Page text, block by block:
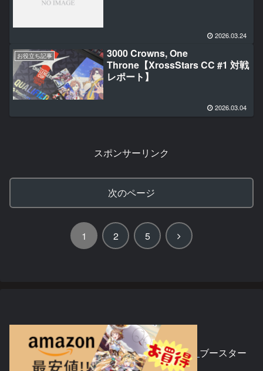
2026.03.24
お役立ち記事
3000 Crowns, One
Throne【XrossStars CC #1 対戦
レポート】
2026.03.04
スポンサーリンク
次のページ
1 2 5
次
ブースター